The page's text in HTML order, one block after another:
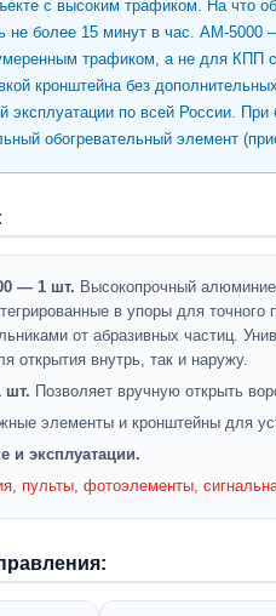
с высоким трафиком. На что
не более 15 минут в час. AM-
трафиком, а не для
кронштейна без
эксплуатации по всей России.
обогревательный элемент
— 1 шт. Высокопрочный
в упоры для
от абразивных частиц.
открытия внутрь, так и наружу.
шт. Позволяет вручную открыть
элементы и кронштейны для
и эксплуатации.
пульты, фотоэлементы,